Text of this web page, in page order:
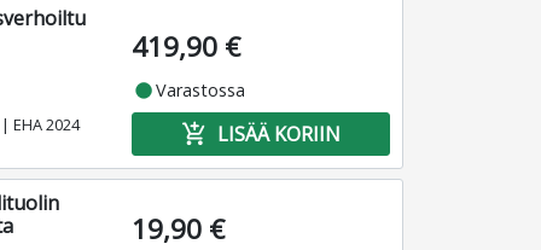
EHA 2024
419,90 €
fiber_manual_recordVarastossa
add_shopping_cart LISÄÄ KORIIN
19,90 €